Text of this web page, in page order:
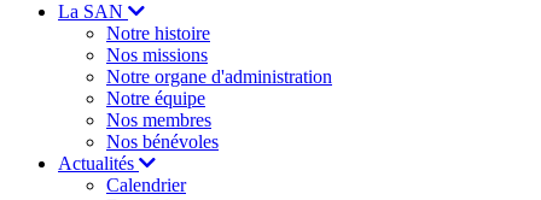
La SAN
Notre histoire
Nos missions
Notre organe d'administration
Notre équipe
Nos membres
Nos bénévoles
Actualités
Calendrier